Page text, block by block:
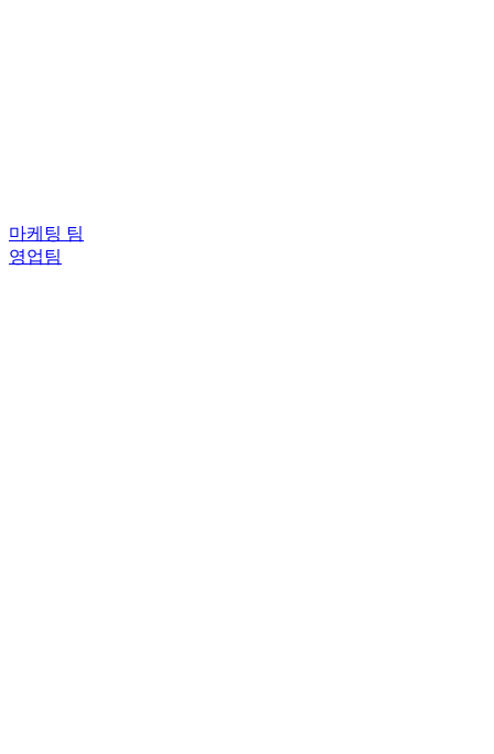
마케팅 팀
영업팀